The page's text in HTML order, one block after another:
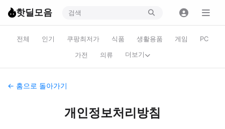
핫딜모음
전체 인기 쿠팡최저가 식품 생활용품 게임
PC
가전
의류 더보기
← 홈으로 돌아가기
개인정보처리방침